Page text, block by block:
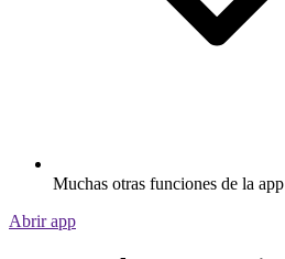
Muchas otras funciones de la app
Abrir app